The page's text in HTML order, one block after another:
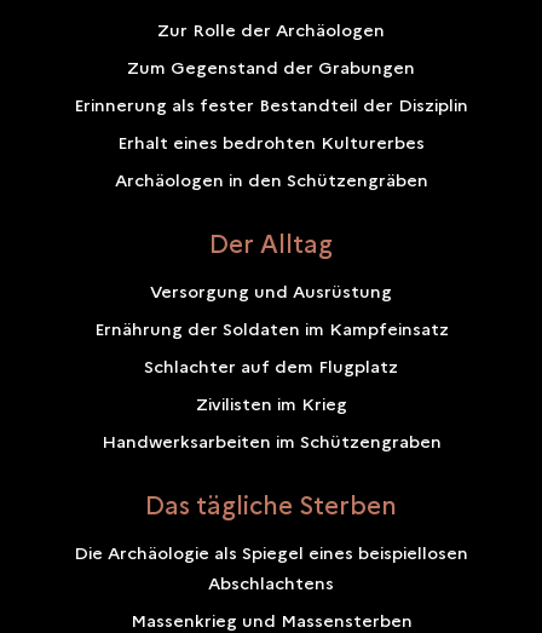
Zur Rolle der Archäologen
Zum Gegenstand der Grabungen
Erinnerung als fester Bestandteil der Disziplin
Erhalt eines bedrohten Kulturerbes
Archäologen in den Schützengräben
Der Alltag
Versorgung und Ausrüstung
Ernährung der Soldaten im Kampfeinsatz
Schlachter auf dem Flugplatz
Zivilisten im Krieg
Handwerksarbeiten im Schützengraben
Das tägliche Sterben
Die Archäologie als Spiegel eines beispiellosen
Abschlachtens
Massenkrieg und Massensterben